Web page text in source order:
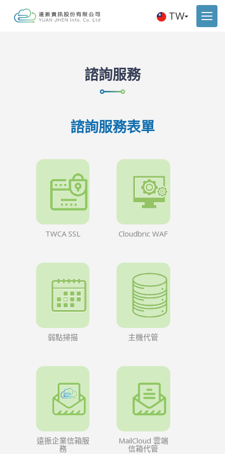
TW
諮詢服務
諮詢服務表單
TWCA SSL Cloudbric WAF
弱點掃描 主機代管
遠振企業信箱服
務
MailCloud 雲端
信箱代管